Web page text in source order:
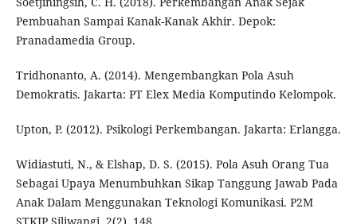
Pembuahan Sampai Kanak-Kanak Akhir. Depok:
Pranadamedia Group.
Tridhonanto, A. (2014). Mengembangkan Pola Asuh
Demokratis. Jakarta: PT Elex Media Komputindo Kelompok.
Upton, P. (2012). Psikologi Perkembangan. Jakarta: Erlangga.
Widiastuti, N., & Elshap, D. S. (2015). Pola Asuh Orang Tua
Sebagai Upaya Menumbuhkan Sikap Tanggung Jawab Pada
Anak Dalam Menggunakan Teknologi Komunikasi. P2M